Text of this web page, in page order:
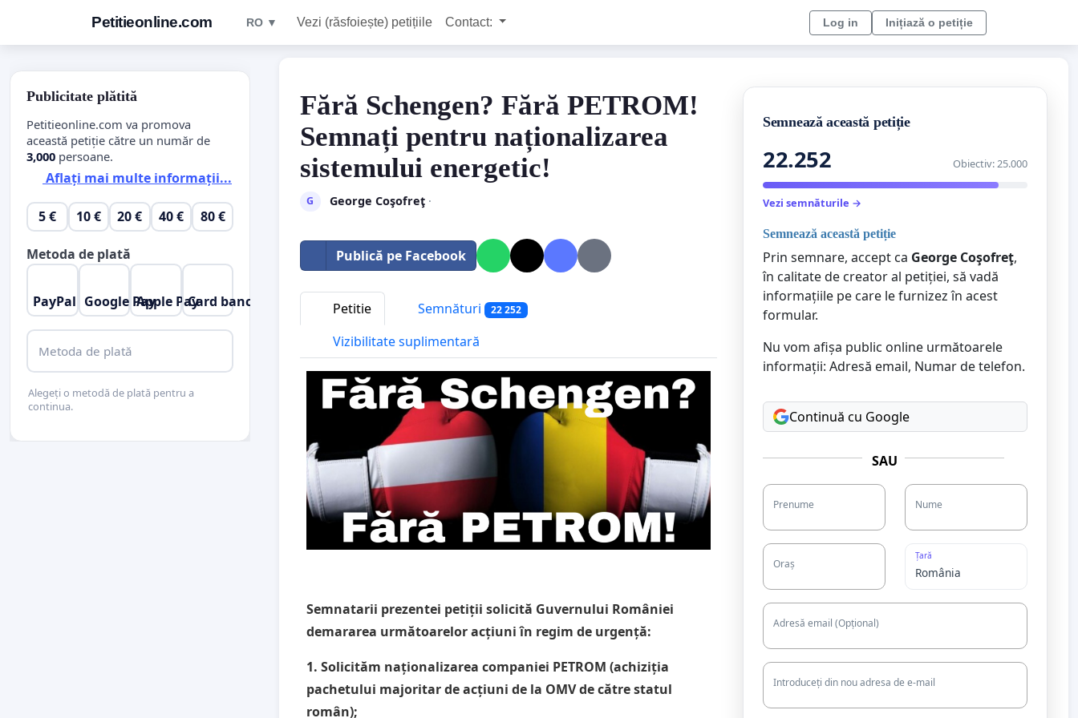
Petitieonline.com RO ▼ Vezi (răsfoiește) petițiile Contact: Log in Inițiază o petiție
Fără Schengen? Fără PETROM!
Semnați pentru naționalizarea
sistemului energetic!
G George Coşofreţ·
Publică pe Facebook
Petitie Semnături 22 252
Vizibilitate suplimentară
Semnatarii prezentei petiții solicită Guvernului României
demararea următoarelor acțiuni în regim de urgență:
1. Solicităm naționalizarea companiei PETROM (achiziția
pachetului majoritar de acțiuni de la OMV de către statul
român);
Semnează această petiție
22.252 Obiectiv: 25.000
Vezi semnăturile →
Semnează această petiție
Prin semnare, accept ca George Coşofreţ,
în calitate de creator al petiției, să vadă
informațiile pe care le furnizez în acest
formular.
Nu vom afișa public online următoarele
informații: Adresă email, Numar de telefon.
Continuă cu Google
SAU
Prenume Nume
Oraș
Țară
Adresă email (Opțional)
Introduceți din nou adresa de e-mail
Publicitate plătită
Petitieonline.com va promova
această petiție către un număr de
3,000 persoane.
Aflați mai multe informații...
5 € 10 € 20 € 40 € 80 €
Metoda de plată
PayPal Google PayApple PayCard bancar
Metoda de plată
Alegeți o metodă de plată pentru a
continua.